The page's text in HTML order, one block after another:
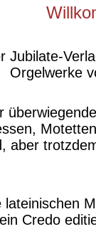
Jubilate-
Orgelwerke
aber
lateinischen
ein Credo